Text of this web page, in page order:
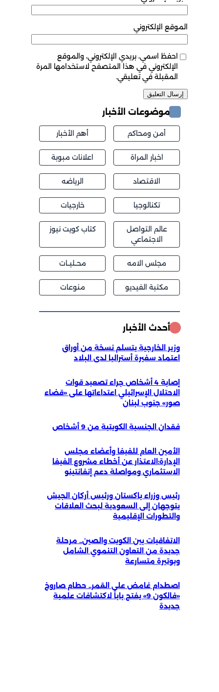
الموقع الإلكتروني
احفظ اسمي، بريدي الإلكتروني، والموقع
الإلكتروني في هذا المتصفح لاستخدامها المرة
المقبلة في تعليقي.
موضوعات الأخبار
أمن ومحاكم أهم الأخبار
اخبار المراة اعلانات مبوبة
الاقتصاد الرياضه
تكنالوجيا خارجيات
عالم التواصل
الاجتماعي
كتاب كويت نيوز
مجلس الامه محــليــات
مكتبة الفيديو منوعات
أحدث الأخبار
وزير الخارجية يتسلم نسخة من أوراق
اعتماد سفيرة أستراليا لدى البلاد
إصابة 4 أشخاص جراء تصعيد قوات
الاحتلال الإسرائيلي اعتداءاتها على «قضاء
صور» جنوب لبنان
فقدان الجنسية الكويتية من 9 أشخاص
الأمين العام للفيفا وأعضاء مجلس
الإدارة:الاعتذار عن أخطاء مشروع الفيفا
الاستثماري ومواصلة دعم إنفانتينو
رئيس وزراء باكستان ورئيس أركان الجيش
يتوجهان إلى السعودية لبحث العلاقات
والتطورات الإقليمية
الاتفاقيات بين الكويت والصين.. مرحلة
جديدة من التعاون التنموي الشامل
وبوتيرة متسارعة
اصطدام غامض على القمر.. حطام صاروخ
«فالكون 9» يفتح باباً لاكتشافات علمية
جديدة